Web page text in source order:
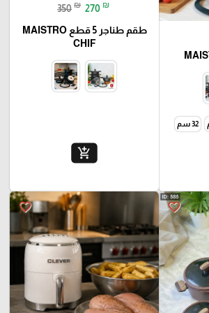
32 سم
350 ₪ 270 ₪
طقم طناجر 5 قطع MAISTRO
CHIF
add_shopping_cart
favorite_border
favorite_border